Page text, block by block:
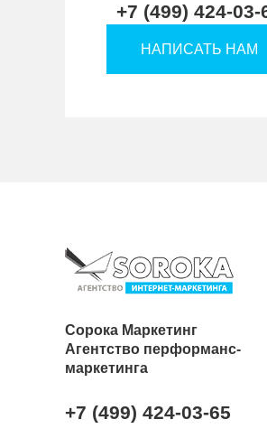
+7 (499) 424-03-
НАПИСАТЬ НАМ
Сорока Маркетинг
Агентство перформанс-
маркетинга
+7 (499) 424-03-65